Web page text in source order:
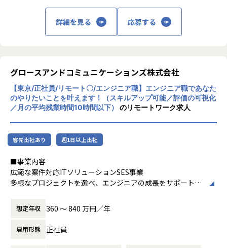
や得意不得意を一緒に明確化しましょう。
・アドバイザーが付きます
自己評価の際はアドバイザーを利用し、方向性や今後のキャ
【業務の変更の範囲】
給与を上げたい、残業を減らしたい、最新技術に携わりた
い、同じ現場に長く居たい…という希望も受け入れ、働く上
での満足度も高く、自己成長に向けてひたむきに取り組めま
算出
もちろん、契約単価が全てではなく、社内での活躍、現場か
らの評価、資格取得など数字以外の評価も取り入れていま
す。
私たちが、エンジニアの希望を尊重する理由は、”やりたい
ことが出来る環境”が成長に繋がると考えているからです。
エンジニアとして成長意欲の高いあなたをお待ちしておりま
す。
【社内の雰囲気】
平均年齢34歳、平均経験年数13年と、技術への向上心が高い
勉強会を開催し技術の情報交換をしたり、部活に所属すれば
また、資格支援制度をうまく利用して資格取得に励む社員
詳細を見る 応募する
グロースアンドコミュニケーションズ株式会社
【東京/正社員/リモート〇/エンジニア職】エンジニア職であなた
のやりたいことを叶えます！（スキルアップ可能／評価の可視化
／月の平均残業時間10時間以下）
のリモートワーク求人
客先出社あり 週1日以上出社
■事業内容
広範な案件対応ITソリューションSES事業
多様なプロジェクトを選べ、エンジニアの成長をサポートす
し、成長の機会を豊富に提供しています。
■仕事内容
想定年収 360 〜 840 万円／年
雇用形態 正社員